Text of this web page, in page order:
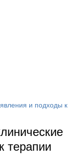
и подходы к
терапии